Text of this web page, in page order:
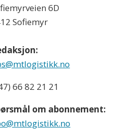
6D
Sofiemyr
66 82 21 21
om abonnement: